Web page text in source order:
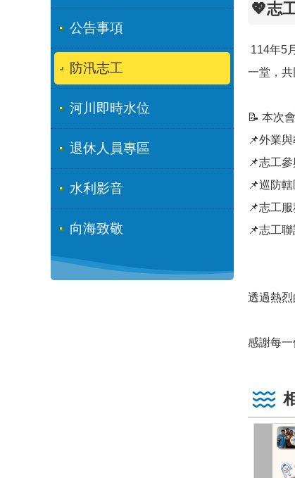
公告事項
防汛志工
河川即時水位
退休人員專區
水利影音
向海致敬
💖志
114年5
一堂，
📝 本次
📌外業
📌志工
📌巡防
📌志工
📌志工
透過熱
感謝每